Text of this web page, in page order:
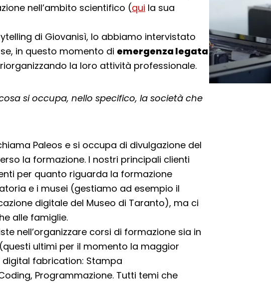
nell’ambito scientifico (qui la sua
di Giovanisì, lo abbiamo intervistato
in questo momento di emergenza legata
la loro attività professionale.
si occupa, nello specifico, la società che
Paleos e si occupa di divulgazione del
la formazione. I nostri principali clienti
per quanto riguarda la formazione
e i musei (gestiamo ad esempio il
digitale del Museo di Taranto), ma ci
alle famiglie.
nell’organizzare corsi di formazione sia in
ultimi per il momento la maggior
fabrication: Stampa
Programmazione. Tutti temi che